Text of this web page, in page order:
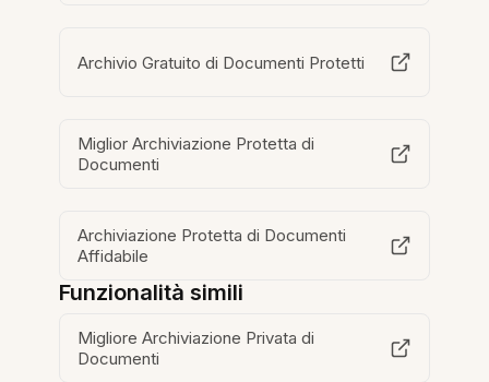
Archivio Gratuito di Documenti Protetti
Miglior Archiviazione Protetta di
Documenti
Archiviazione Protetta di Documenti
Affidabile
Funzionalità simili
Migliore Archiviazione Privata di
Documenti